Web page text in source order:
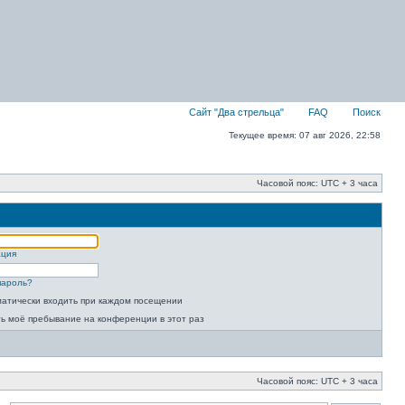
Сайт "Два стрельца" FAQ Поиск
Текущее время: 07 авг 2026, 22:58
Часовой пояс: UTC + 3 часа
входить при каждом посещении
моё пребывание на конференции в этот раз
Часовой пояс: UTC + 3 часа